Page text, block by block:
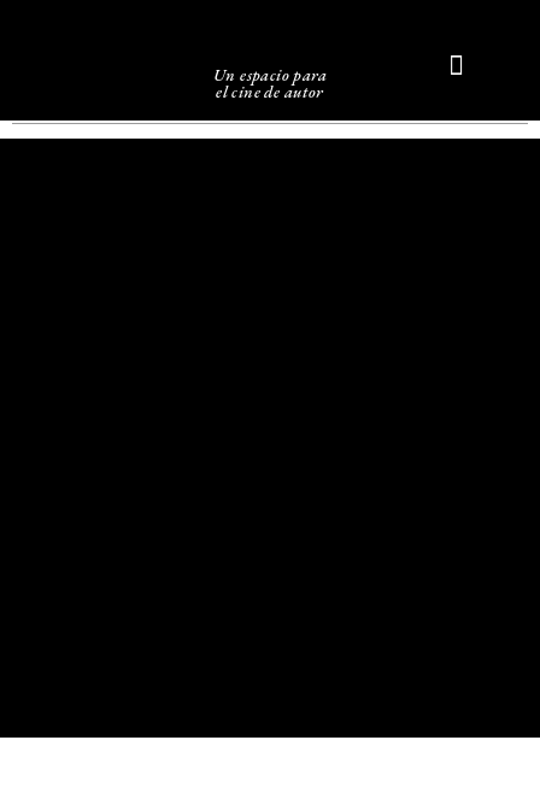
Un espacio para
el cine de autor